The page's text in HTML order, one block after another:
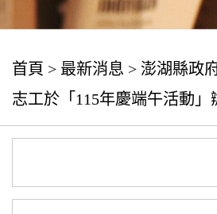
首頁 > 最新消息 > 澎湖縣政
志工於「115年慶端午活動」